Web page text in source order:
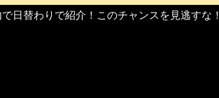
日替わりで紹介！このチャンスを見逃すな！